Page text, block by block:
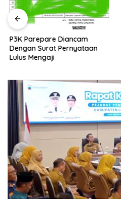
P3K Parepare Diancam
Dengan Surat Pernyataan
Lulus Mengaji